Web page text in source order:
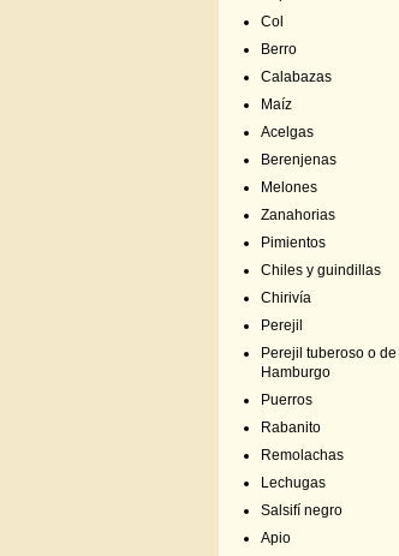
Col
Berro
Calabazas
Maíz
Acelgas
Berenjenas
Melones
Zanahorias
Pimientos
Chiles y guindillas
Chirivía
Perejil
Perejil tuberoso o de
Hamburgo
Puerros
Rabanito
Remolachas
Lechugas
Salsifí negro
Apio